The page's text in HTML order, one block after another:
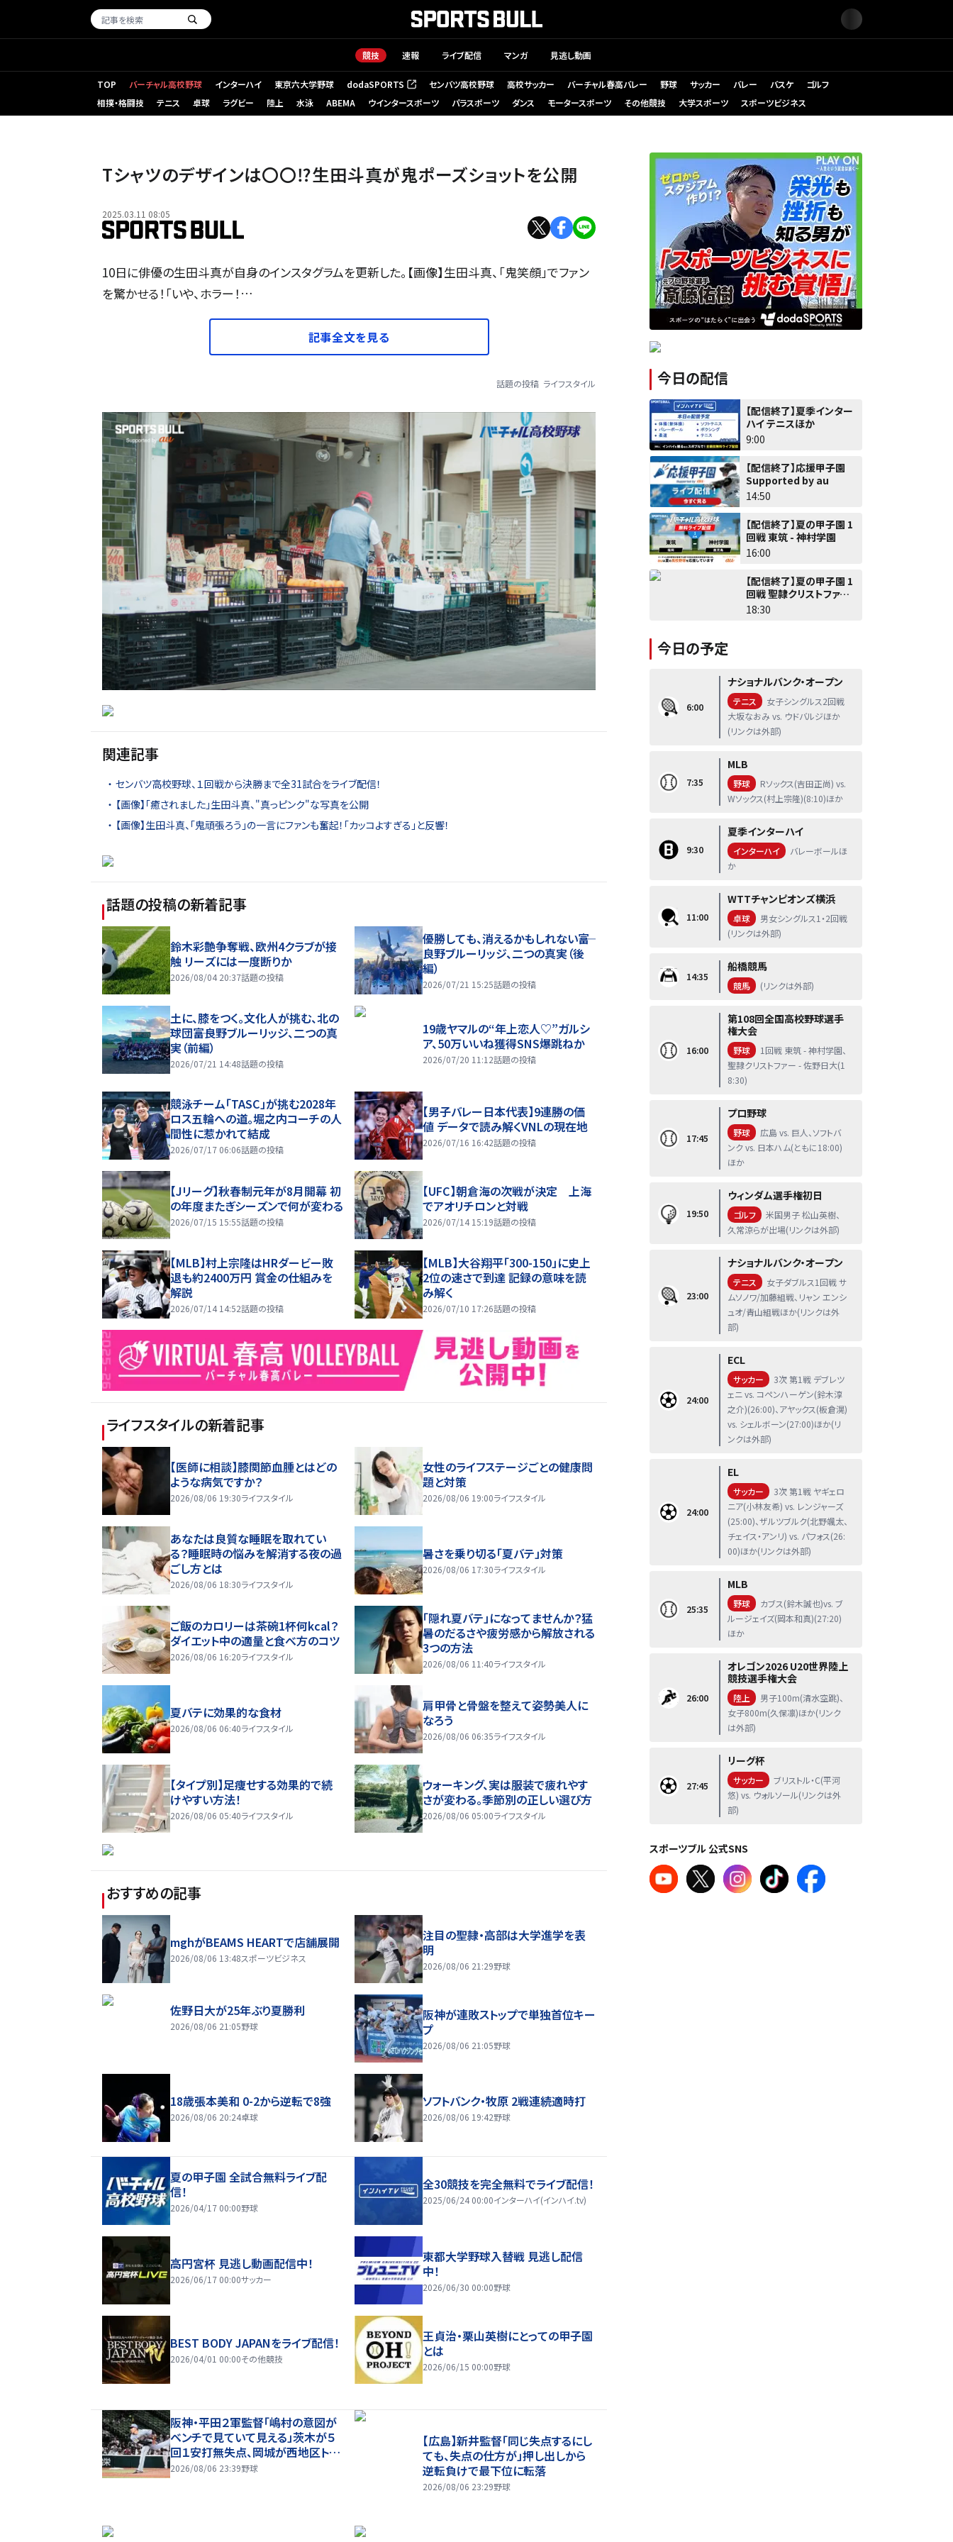
競技 速報 ライブ配信 マンガ 見逃し動画
TOP バーチャル高校野球 インターハイ 東京六大学野球 dodaSPORTS
（新しいタブで開く） センバツ高校野球 高校サッカー バーチャル春高バレー 野球 サッカー バレー バスケ
ゴルフ
相撲・格闘技
テニス 卓球 ラグビー 陸上 水泳 ABEMA ウインタースポーツ パラスポーツ ダンス モータースポーツ その他競技 大学スポーツ スポーツビジネス
Tシャツのデザインは〇〇⁉生田斗真が鬼ポーズショットを公開
2025.03.11 08:05
10日に俳優の生田斗真が自身のインスタグラムを更新した。【画像】生田斗真、「鬼笑顔」でファン
を驚かせる！「いや、ホラー！…
記事全文を見る
話題の投稿 ライフスタイル
関連記事
センバツ高校野球、１回戦から決勝まで全31試合をライブ配信！
【画像】「癒されました」生田斗真、"真っピンク"な写真を公開
【画像】生田斗真、「鬼頑張ろう」の一言にファンも奮起！「カッコよすぎる」と反響！
話題の投稿の新着記事
鈴木彩艶争奪戦、欧州4クラブが接
触 リーズには一度断りか
2026/08/04 20:37話題の投稿
優勝しても、消えるかもしれない――富
良野ブルーリッジ、二つの真実（後
編）
2026/07/21 15:25話題の投稿
土に、膝をつく。文化人が挑む、北の
球団――富良野ブルーリッジ、二つの真
実（前編）
2026/07/21 14:48話題の投稿
19歳ヤマルの“年上恋人♡”ガルシ
ア、50万いいね獲得SNS爆跳ねか
2026/07/20 11:12話題の投稿
競泳チーム「TASC」が挑む2028年
ロス五輪への道。堀之内コーチの人
間性に惹かれて結成
2026/07/17 06:06話題の投稿
【男子バレー日本代表】9連勝の価
値 データで読み解くVNLの現在地
2026/07/16 16:42話題の投稿
【Jリーグ】秋春制元年が8月開幕 初
の年度またぎシーズンで何が変わる
2026/07/15 15:55話題の投稿
【UFC】朝倉海の次戦が決定 上海
でアオリチロンと対戦
2026/07/14 15:19話題の投稿
【MLB】村上宗隆はHRダービー敗
退も約2400万円 賞金の仕組みを
解説
2026/07/14 14:52話題の投稿
【MLB】大谷翔平「300-150」に史上
2位の速さで到達 記録の意味を読
み解く
2026/07/10 17:26話題の投稿
ライフスタイルの新着記事
【医師に相談】膝関節血腫とはどの
ような病気ですか？
2026/08/06 19:30ライフスタイル
女性のライフステージごとの健康問
題と対策
2026/08/06 19:00ライフスタイル
あなたは良質な睡眠を取れてい
る？睡眠時の悩みを解消する夜の過
ごし方とは
2026/08/06 18:30ライフスタイル
暑さを乗り切る「夏バテ」対策
2026/08/06 17:30ライフスタイル
ご飯のカロリーは茶碗1杯何kcal？
ダイエット中の適量と食べ方のコツ
2026/08/06 16:20ライフスタイル
「隠れ夏バテ」になってませんか？猛
暑のだるさや疲労感から解放される
3つの方法
2026/08/06 11:40ライフスタイル
夏バテに効果的な食材
2026/08/06 06:40ライフスタイル
肩甲骨と骨盤を整えて姿勢美人に
なろう
2026/08/06 06:35ライフスタイル
【タイプ別】足痩せする効果的で続
けやすい方法！
2026/08/06 05:40ライフスタイル
ウォーキング、実は服装で疲れやす
さが変わる。季節別の正しい選び方
2026/08/06 05:00ライフスタイル
おすすめの記事
mghがBEAMS HEARTで店舗展開
2026/08/06 13:48スポーツビジネス
注目の聖隷・高部は大学進学を表
明
2026/08/06 21:29野球
佐野日大が25年ぶり夏勝利
2026/08/06 21:05野球
阪神が連敗ストップで単独首位キー
プ
2026/08/06 21:05野球
18歳張本美和 0-2から逆転で8強
2026/08/06 20:24卓球
ソフトバンク・牧原 2戦連続適時打
2026/08/06 19:42野球
夏の甲子園 全試合無料ライブ配
信！
2026/04/17 00:00野球
全30競技を完全無料でライブ配信！
2025/06/24 00:00インターハイ(インハイ.tv)
高円宮杯 見逃し動画配信中！
2026/06/17 00:00サッカー
東都大学野球入替戦 見逃し配信
中！
2026/06/30 00:00野球
BEST BODY JAPANをライブ配信！
2026/04/01 00:00その他競技
王貞治・栗山英樹にとっての甲子園
とは
2026/06/15 00:00野球
阪神・平田２軍監督「嶋村の意図が
ベンチで見ていて見える」茨木が５
回１安打無失点、岡城が西地区トッ
プタイ１７盗塁
2026/08/06 23:39野球
【広島】新井監督「同じ失点するにし
ても、失点の仕方が」押し出しから
逆転負けで最下位に転落
2026/08/06 23:29野球
今日の配信
【配信終了】夏季インター
ハイ テニスほか
9:00
【配信終了】応援甲子園
Supported by au
14:50
【配信終了】夏の甲子園 1
回戦 東筑 - 神村学園
16:00
【配信終了】夏の甲子園 1
回戦 聖隷クリストファー -
佐野日大
18:30
今日の予定
6:00
ナショナルバンク・オープン
テニス
女子シングルス2回戦
大坂なおみ vs. ウドバルジほか
(リンクは外部)
7:35
MLB
野球
Rソックス(吉田正尚) vs.
Wソックス(村上宗隆)(8:10)ほか
9:30
夏季インターハイ
インターハイ
バレーボールほ
か
11:00
WTTチャンピオンズ横浜
卓球
男女シングルス1・2回戦
(リンクは外部)
14:35
船橋競馬
競馬 (リンクは外部)
16:00
第108回全国高校野球選手
権大会
野球
1回戦 東筑 - 神村学園、
聖隷クリストファー - 佐野日大(1
8:30)
17:45
プロ野球
野球
広島 vs. 巨人、ソフトバ
ンク vs. 日本ハム(ともに18:00)
ほか
19:50
ウィンダム選手権初日
ゴルフ
米国男子 松山英樹、
久常涼らが出場(リンクは外部)
23:00
ナショナルバンク・オープン
テニス
女子ダブルス1回戦 サ
ムソノワ/加藤組戦、リャン エンシ
ュオ/青山組戦ほか(リンクは外
部)
24:00
ECL
サッカー
3次 第1戦 デブレツ
ェニ vs. コペンハーゲン(鈴木淳
之介)(26:00)、アヤックス(板倉滉)
vs. シェルボーン(27:00)ほか(リ
ンクは外部)
24:00
EL
サッカー
3次 第1戦 ヤギェロ
ニア(小林友希) vs. レンジャーズ
(25:00)、ザルツブルク(北野颯太、
チェイス・アンリ) vs. パフォス(26:
00)ほか(リンクは外部)
25:35
MLB
野球
カブス(鈴木誠也)vs. ブ
ルージェイズ(岡本和真)(27:20)
ほか
26:00
オレゴン2026 U20世界陸上
競技選手権大会
陸上
男子100m(清水空跳)、
女子800m(久保凛)ほか(リンク
は外部)
27:45
リーグ杯
サッカー
ブリストル・C(平河
悠) vs. ウォルソール(リンクは外
部)
スポーツブル 公式SNS